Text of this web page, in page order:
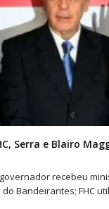
Serra e Blairo
recebeu
Bandeirantes; FHC